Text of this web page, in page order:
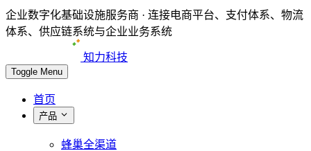
企业数字化基础设施服务商 · 连接电商平台、支付体系、物流
体系、供应链系统与企业业务系统
知力科技
Toggle Menu
首页
产品
蜂巢全渠道